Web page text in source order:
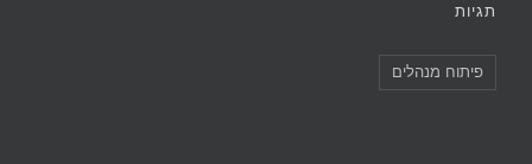
תגיות
פיתוח מנהלים